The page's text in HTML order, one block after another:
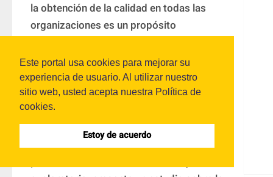
Este portal usa cookies para mejorar su
experiencia de usuario. Al utilizar nuestro
sitio web, usted acepta nuestra Política de
cookies.
Estoy de acuerdo
la obtención de la calidad en todas las
organizaciones es un propósito
gobiernos; las estrategias definidas por el
Estado o la empresa, para lograr la
competitividad deben estar dirigidas a
conseguir la comprensión y la
participación de todos los involucrados; a
partir de los lineamientos suministrados